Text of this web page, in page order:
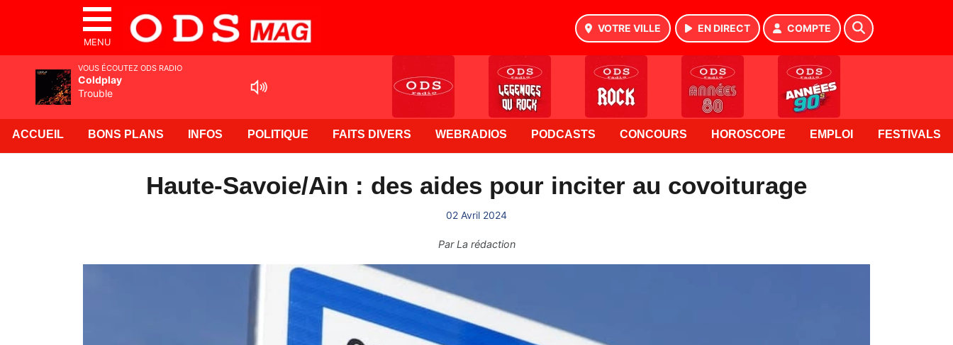
MENU
VOTRE VILLE EN DIRECT COMPTE
ACCUEIL BONS PLANS INFOS POLITIQUE FAITS DIVERS WEBRADIOS PODCASTS CONCOURS HOROSCOPE EMPLOI FESTIVALS
Haute-Savoie/Ain : des aides pour inciter au covoiturage
02 Avril 2024
ParLa rédaction
VOUS ÉCOUTEZ ODS RADIO
Coldplay
Trouble